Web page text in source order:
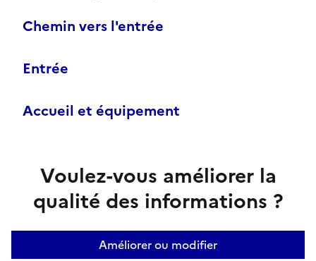
Chemin vers l'entrée
Entrée
Accueil et équipement
Voulez-vous améliorer la
qualité des informations ?
Améliorer ou modifier